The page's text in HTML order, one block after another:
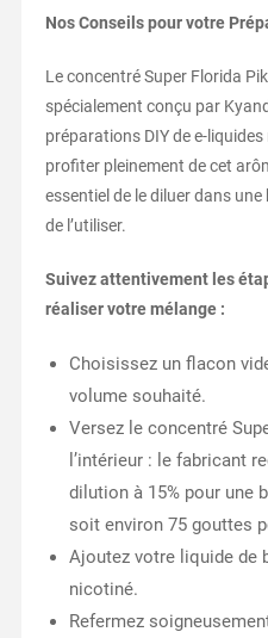
Nos Conseils pour votre
Le concentré Super Florida
spécialement conçu par
préparations DIY de e-
profiter pleinement de cet
essentiel de le diluer dans
de l’utiliser.
Suivez attentivement les
réaliser votre mélange :
Choisissez un flacon
volume souhaité.
Versez le concentré
l’intérieur : le fabricant
dilution à 15% pour une
soit environ 75 gouttes
Ajoutez votre liquide de
nicotiné.
Refermez